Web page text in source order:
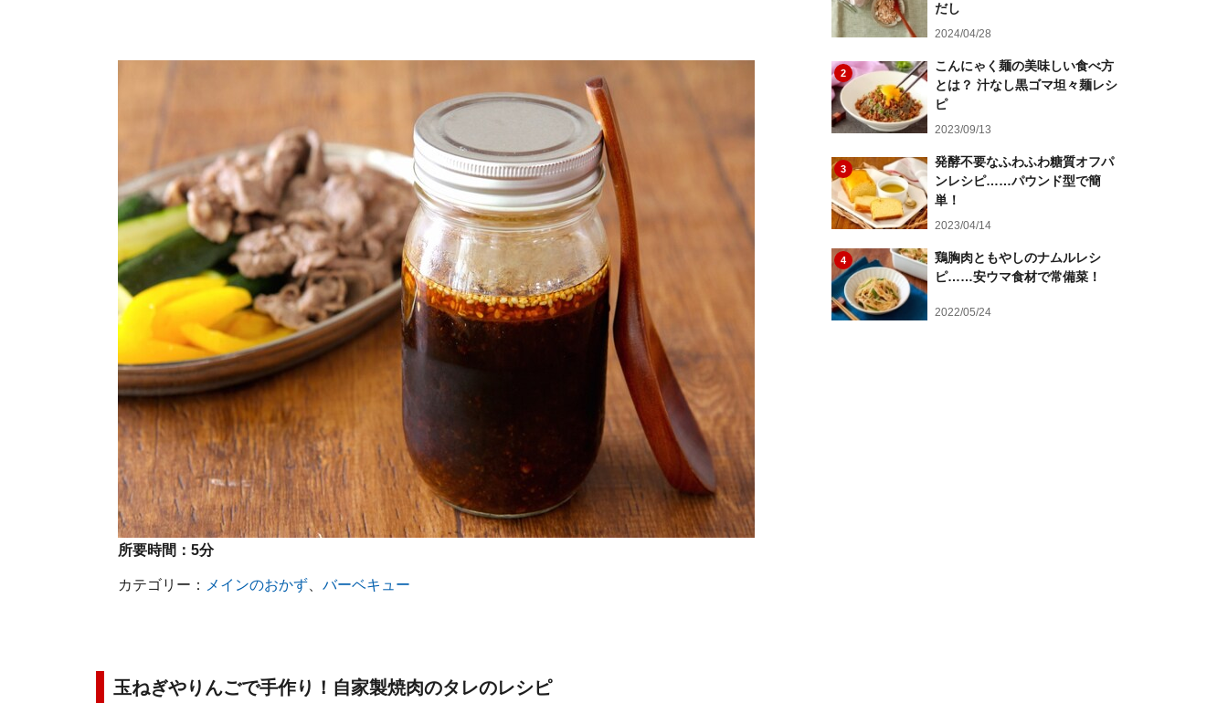
所要時間： 5分
カテゴリー： メインのおかず、 バーベキュー
玉ねぎやりんごで手作り！自家製焼肉のタレのレシピ
だし
2024/04/28
2
こんにゃく麺の美味しい食べ方
とは？ 汁なし黒ゴマ坦々麺レシ
ピ
2023/09/13
3
発酵不要なふわふわ糖質オフパ
ンレシピ……パウンド型で簡
単！
2023/04/14
4
鶏胸肉ともやしのナムルレシ
ピ……安ウマ食材で常備菜！
2022/05/24